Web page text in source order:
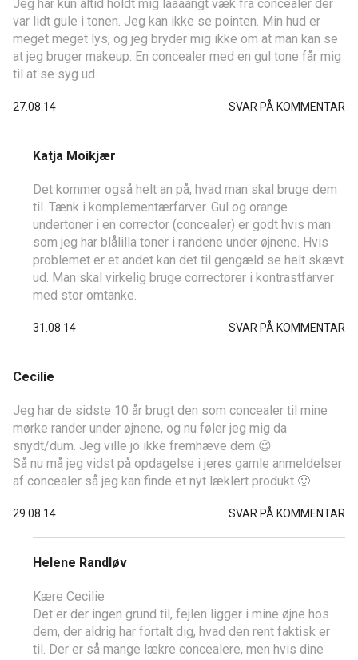
Jeg har kun altid holdt mig laaaangt væk fra concealer der
var lidt gule i tonen. Jeg kan ikke se pointen. Min hud er
meget meget lys, og jeg bryder mig ikke om at man kan se
at jeg bruger makeup. En concealer med en gul tone får mig
til at se syg ud.
27.08.14 SVAR PÅ KOMMENTAR
Katja Moikjær
Det kommer også helt an på, hvad man skal bruge dem
til. Tænk i komplementærfarver. Gul og orange
undertoner i en corrector (concealer) er godt hvis man
som jeg har blålilla toner i randene under øjnene. Hvis
problemet er et andet kan det til gengæld se helt skævt
ud. Man skal virkelig bruge correctorer i kontrastfarver
med stor omtanke.
31.08.14 SVAR PÅ KOMMENTAR
Cecilie
Jeg har de sidste 10 år brugt den som concealer til mine
mørke rander under øjnene, og nu føler jeg mig da
snydt/dum. Jeg ville jo ikke fremhæve dem 😉
Så nu må jeg vidst på opdagelse i jeres gamle anmeldelser
af concealer så jeg kan finde et nyt læklert produkt 🙂
29.08.14 SVAR PÅ KOMMENTAR
Helene Randløv
Kære Cecilie
Det er der ingen grund til, fejlen ligger i mine øjne hos
dem, der aldrig har fortalt dig, hvad den rent faktisk er
til. Der er så mange lækre concealere, men hvis dine